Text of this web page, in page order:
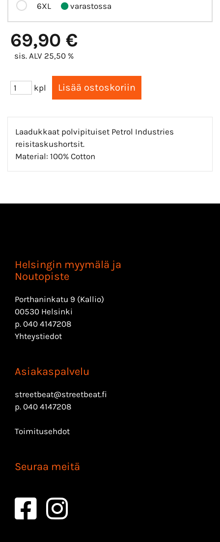
6XL varastossa
69,90 €
sis. ALV 25,50 %
kpl
Laadukkaat polvipituiset Petrol Industries
reisitaskushortsit.
Material: 100% Cotton
Helsingin myymälä ja
Noutopiste
Porthaninkatu 9 (Kallio)
00530 Helsinki
p. 040 4147208
Yhteystiedot
Asiakaspalvelu
streetbeat@streetbeat.fi
p. 040 4147208
Toimitusehdot
Seuraa meitä